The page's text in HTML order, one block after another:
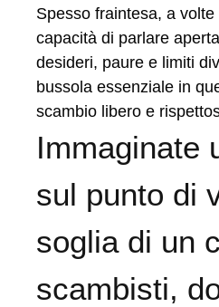
Spesso fraintesa, a
capacità di parlare
desideri, paure e limiti
bussola essenziale in
scambio libero e
Immaginate
sul punto di
soglia di un
scambisti,